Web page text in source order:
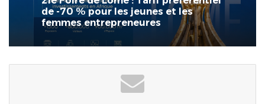
France : l’Assemblée nationale
approuve « l’aide à mourir »